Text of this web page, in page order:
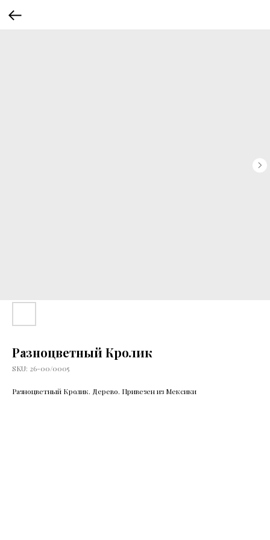
Разноцветный Кролик
SKU: 26-00/0005
Разноцветный Кролик. Дерево. Привезен из Мексики